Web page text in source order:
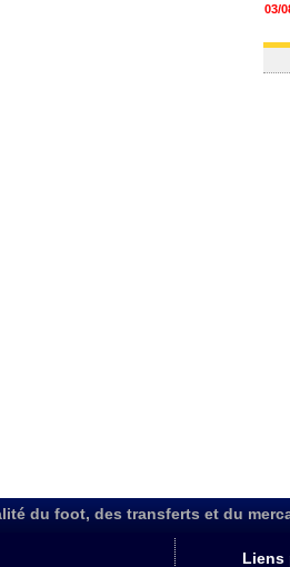
03/
03/
du foot, des transferts et du
Liens